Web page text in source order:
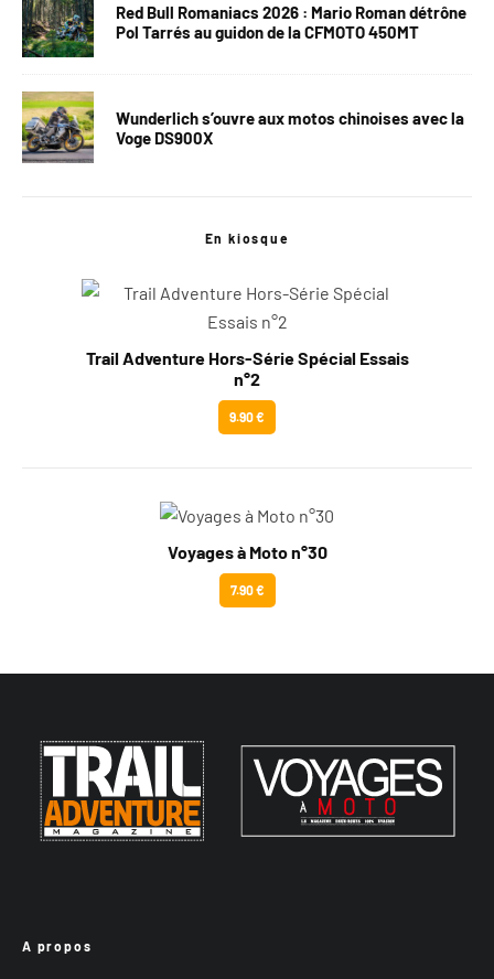
Red Bull Romaniacs 2026 : Mario Roman détrône
Pol Tarrés au guidon de la CFMOTO 450MT
Wunderlich s’ouvre aux motos chinoises avec la
Voge DS900X
En kiosque
Trail Adventure Hors-Série Spécial Essais
n°2
9.90 €
Voyages à Moto n°30
7.90 €
A propos